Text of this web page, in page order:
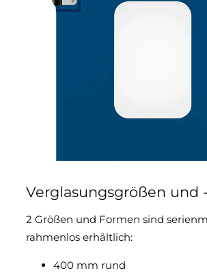
Verglasungsgrößen und
2 Größen und Formen sind
rahmenlos erhältlich:
400 mm rund